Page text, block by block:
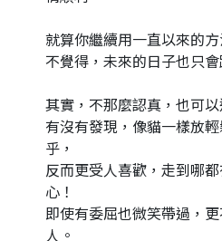
就算你繼續用一直以來的方
不覺得，未來的日子也只
其實，不那麼認真，也可以
有沒有發現，像貓一樣放
乎，
反而更受人喜歡，走到哪
心！
即使有委屈也微笑帶過，
人。